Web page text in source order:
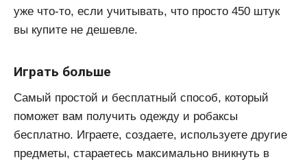
уже что-то, если учитывать, что просто 450 штук
вы купите не дешевле.
Играть больше
Самый простой и бесплатный способ, который
поможет вам получить одежду и робаксы
бесплатно. Играете, создаете, используете другие
предметы, стараетесь максимально вникнуть в